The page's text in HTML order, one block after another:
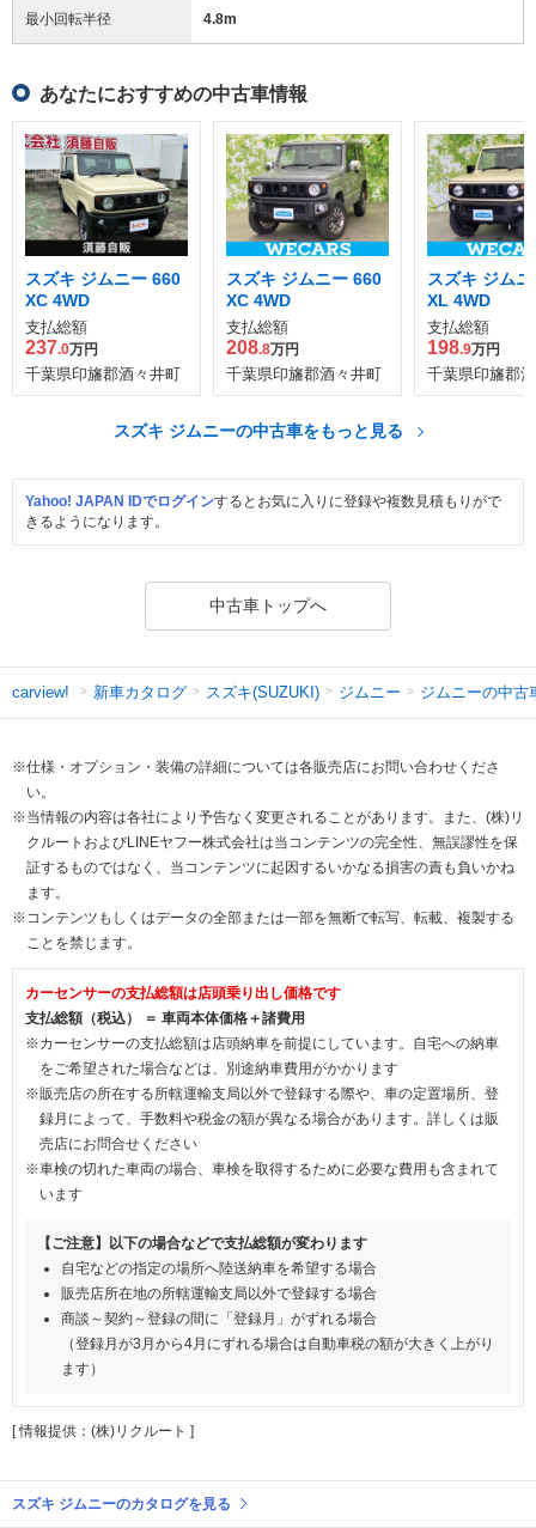
最小回転半径 4.8m
あなたにおすすめの中古車情報
スズキ ジムニー 660
XC 4WD
支払総額
237.0万円
千葉県印旛郡酒々井町
スズキ ジムニー 660
XC 4WD
支払総額
208.8万円
千葉県印旛郡酒々井町
スズキ ジム
XL 4WD
支払総額
198.9万円
千葉県印旛郡
スズキ ジムニーの中古車をもっと見る
Yahoo! JAPAN IDでログインするとお気に入りに登録や複数見積もりがで
きるようになります。
中古車トップへ
carview! 新車カタログ スズキ(SUZUKI) ジムニー ジムニーの中古
※仕様・オプション・装備の詳細については各販売店にお問い合わせくださ
い。
※当情報の内容は各社により予告なく変更されることがあります。また、(株)リ
クルートおよびLINEヤフー株式会社は当コンテンツの完全性、無誤謬性を保
証するものではなく、当コンテンツに起因するいかなる損害の責も負いかね
ます。
※コンテンツもしくはデータの全部または一部を無断で転写、転載、複製する
ことを禁じます。
カーセンサーの支払総額は店頭乗り出し価格です
支払総額（税込） ＝ 車両本体価格＋諸費用
※カーセンサーの支払総額は店頭納車を前提にしています。自宅への納車
をご希望された場合などは、別途納車費用がかかります
※販売店の所在する所轄運輸支局以外で登録する際や、車の定置場所、登
録月によって、手数料や税金の額が異なる場合があります。詳しくは販
売店にお問合せください
※車検の切れた車両の場合、車検を取得するために必要な費用も含まれて
います
【ご注意】以下の場合などで支払総額が変わります
自宅などの指定の場所へ陸送納車を希望する場合
販売店所在地の所轄運輸支局以外で登録する場合
商談～契約～登録の間に「登録月」がずれる場合
（登録月が3月から4月にずれる場合は自動車税の額が大きく上がり
ます）
[ 情報提供：(株)リクルート ]
スズキ ジムニーのカタログを見る